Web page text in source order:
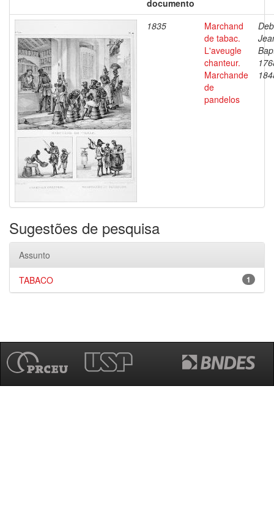
documento
1835
Marchand
de tabac.
L'aveugle
chanteur.
Marchande
de
pandelos
Sugestões de pesquisa
Assunto
1
TABACO